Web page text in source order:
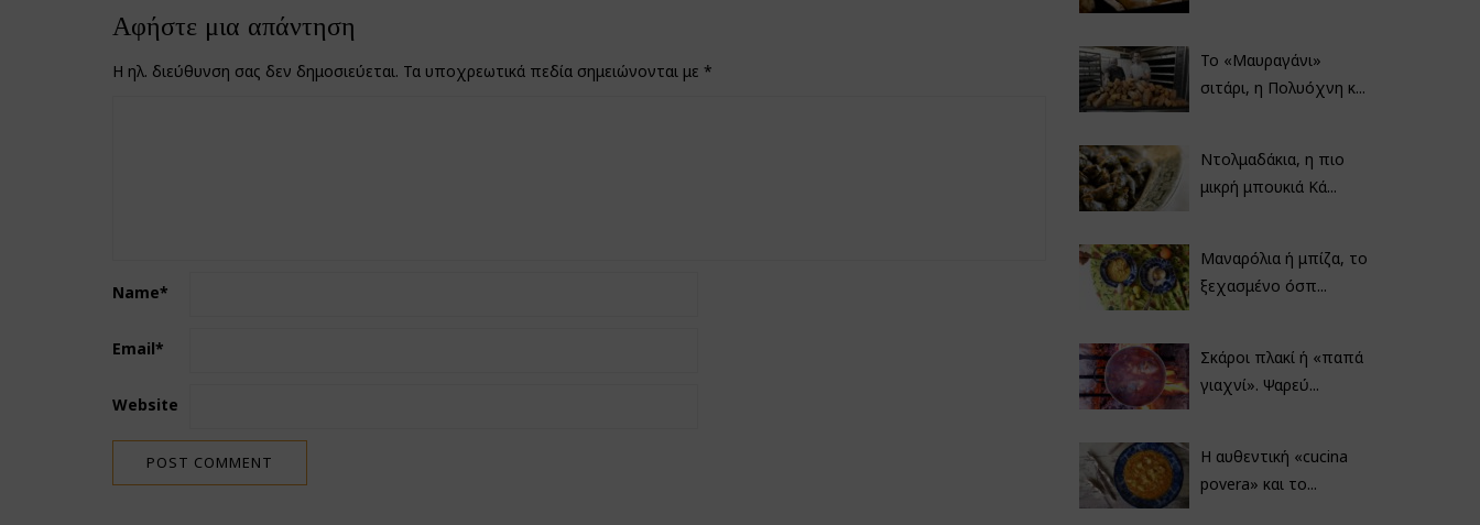
Αφήστε μια απάντηση
Η ηλ. διεύθυνση σας δεν δημοσιεύεται. Τα υποχρεωτικά πεδία σημειώνονται με *
Name*
Email*
Website
Το «Μαυραγάνι»
σιτάρι, η Πολυόχνη κ...
Ντολμαδάκια, η πιο
μικρή μπουκιά Κά...
Μαναρόλια ή μπίζα, το
ξεχασμένο όσπ...
Σκάροι πλακί ή «παπά
γιαχνί». Ψαρεύ...
Η αυθεντική «cucina
povera» και το...